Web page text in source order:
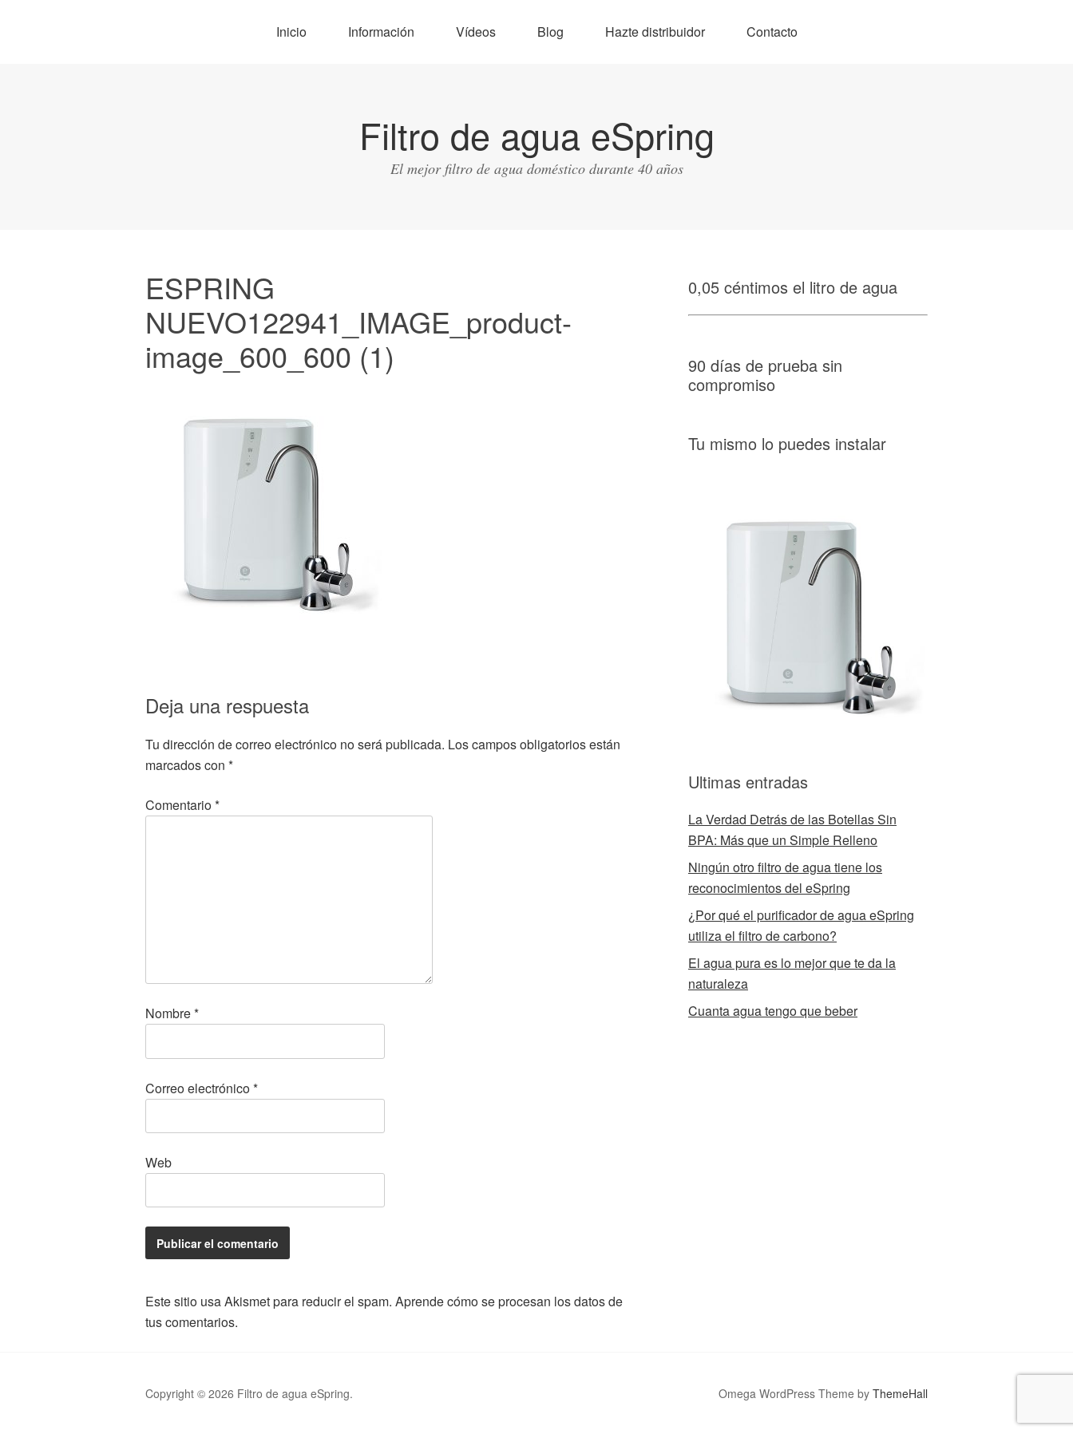
Inicio Información Vídeos Blog Hazte distribuidor Contacto
Filtro de agua eSpring
El mejor filtro de agua doméstico durante 40 años
ESPRING
NUEVO122941_IMAGE_product-
image_600_600 (1)
Deja una respuesta
Tu dirección de correo electrónico no será publicada. Los campos obligatorios están
marcados con *
Comentario*
Nombre*
Correo electrónico*
Web
Este sitio usa Akismet para reducir el spam. Aprende cómo se procesan los datos de
tus comentarios.
0,05 céntimos el litro de agua
90 días de prueba sin
compromiso
Tu mismo lo puedes instalar
Ultimas entradas
La Verdad Detrás de las Botellas Sin
BPA: Más que un Simple Relleno
Ningún otro filtro de agua tiene los
reconocimientos del eSpring
¿Por qué el purificador de agua eSpring
utiliza el filtro de carbono?
El agua pura es lo mejor que te da la
naturaleza
Cuanta agua tengo que beber
Copyright © 2026 Filtro de agua eSpring. Omega WordPress Theme by ThemeHall